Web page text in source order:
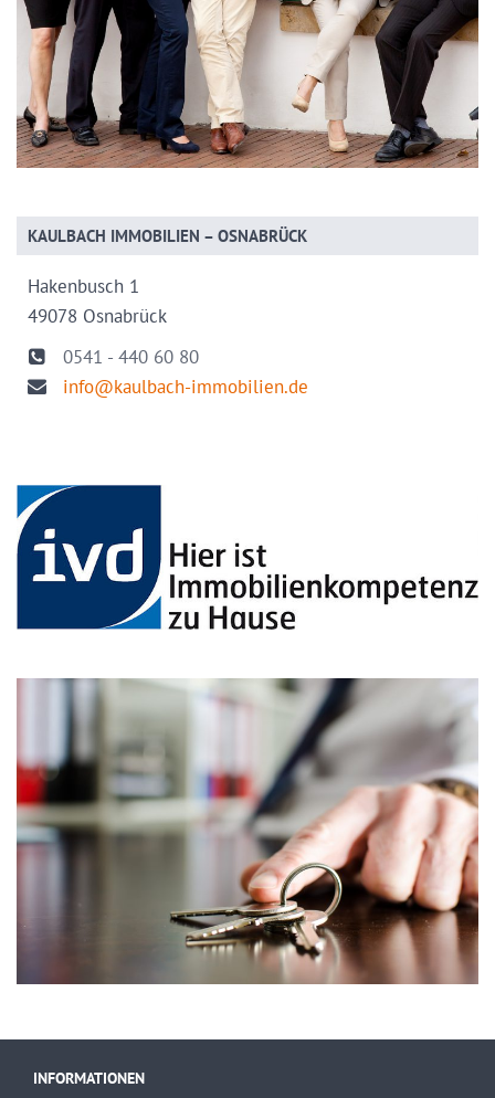
KAULBACH IMMOBILIEN – OSNABRÜCK
Hakenbusch 1
49078 Osnabrück
0541 - 440 60 80
info@kaulbach-immobilien.de
INFORMATIONEN